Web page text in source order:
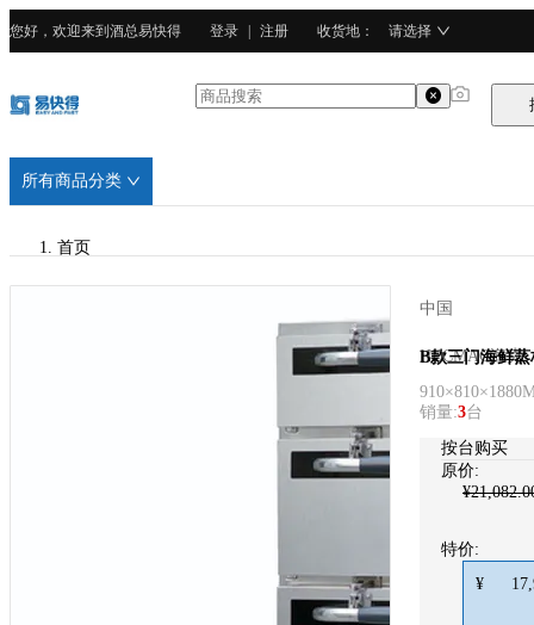
您好，欢迎来到酒总易快得 登录 注册 收货地 ： 请选择
所有商品分类
首页
中国
HECMAC海克
B款三门海鲜蒸
销量:3台
按台购买
原价:
¥
特价:
¥